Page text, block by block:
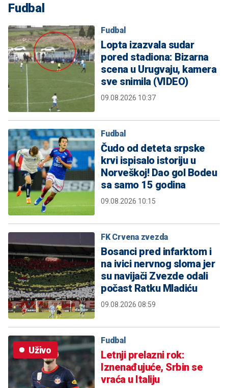
Fudbal
Fudbal
Lopta izazvala sudar
pored stadiona: Bizarna
scena u Urugvaju, kamera
sve snimila (VIDEO)
09.08.2026 10:37
Fudbal
Čudo od deteta srpske
krvi ispisalo istoriju u
Norveškoj! Dao gol Bodeu
sa samo 15 godina
09.08.2026 10:15
FK Crvena zvezda
Bosanci pred infarktom i
na ivici nervnog sloma jer
su navijači Zvezde odali
počast Ratku Mladiću
09.08.2026 08:59
Uživo
Fudbal
Letnji prelazni rok:
Iznenađujuće, Srbin se
vraća u Italiju